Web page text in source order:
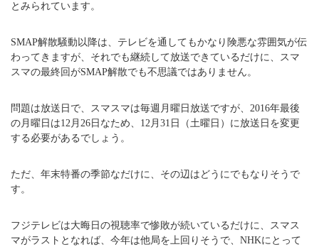
とみられています。
SMAP解散騒動以降は、テレビを通してもかなり険悪な雰囲気が伝
わってきますが、それでも継続して放送できているだけに、スマ
スマの最終回がSMAP解散でも不思議ではありません。
問題は放送日で、スマスマは毎週月曜日放送ですが、2016年最後
の月曜日は12月26日なため、12月31日（土曜日）に放送日を変更
する必要があるでしょう。
ただ、年末特番の季節なだけに、その辺はどうにでもなりそうで
す。
フジテレビは大晦日の視聴率で惨敗が続いているだけに、スマス
マがラストとなれば、今年は他局を上回りそうで、NHKにとって